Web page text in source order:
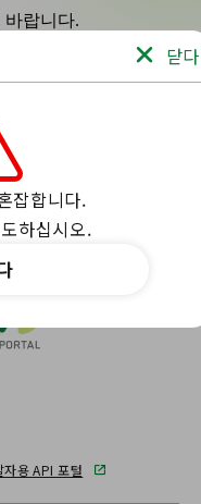
를 찾을 수 없습니다.
자용 API 포털
닫다
잡합니다.
하십시오.